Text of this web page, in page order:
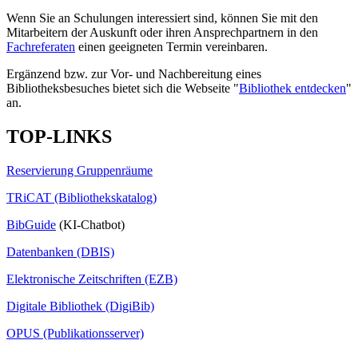
Wenn Sie an Schulungen interessiert sind, können Sie mit den
Mitarbeitern der Auskunft oder ihren Ansprechpartnern in den
Fachreferaten einen geeigneten Termin vereinbaren.
Ergänzend bzw. zur Vor- und Nachbereitung eines
Bibliotheksbesuches bietet sich die Webseite "Bibliothek entdecken"
an.
TOP-LINKS
Reservierung Gruppenräume
TRiCAT (Bibliothekskatalog)
BibGuide (KI-Chatbot)
Datenbanken (DBIS)
Elektronische Zeitschriften (EZB)
Digitale Bibliothek (DigiBib)
OPUS (Publikationsserver)